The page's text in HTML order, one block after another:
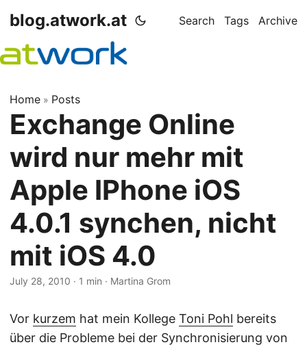
blog.atwork.at Search Tags Archive
Home » Posts
Exchange Online
wird nur mehr mit
Apple IPhone iOS
4.0.1 synchen, nicht
mit iOS 4.0
July 28, 2010 · 1 min · Martina Grom
Vor kurzem hat mein Kollege Toni Pohl bereits
über die Probleme bei der Synchronisierung von